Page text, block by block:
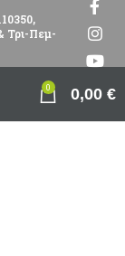
Τρι-Πεμ-
0 0,00 €